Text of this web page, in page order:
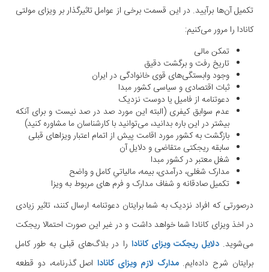
تکمیل آن‌ها برآیید. در این قسمت برخی از عوامل تاثیرگذار بر ویزای مولتی
کانادا را مرور می‌کنیم:
تمکن مالی
تاریخ رفت و برگشت دقیق
وجود وابستگی‌های قوی خانوادگی در ایران
ثبات اقتصادی و سیاسی کشور مبدا
دعوتنامه از فامیل یا دوست نزدیک
عدم سوابق کیفری (البته این مورد صد در صد نیست و برای آنکه
بیشتر در این باره بدانید، می‌توانید با کارشناسان ما مشاوره کنید)
بازگشت به کشور مورد اقامت پیش از اتمام اعتبار ویزاهای قبلی
سابقه ریجکتی متقاضی و دلایل آن
شغل معتبر در کشور مبدا
مدارک شغلی، درآمدی، بیمه، مالیاتیِ کامل و واضح
تکمیل صادقانه و شفاف مدارک و فرم ‌های مربوط به ویزا
درصورتی که افراد نزدیک به شما برایتان دعوتنامه ارسال کنند، تاثیر زیادی
در اخذ ویزای کانادا شما خواهد داشت و در غیر این صورت احتمالا ریجکت
می‌شوید.دلایل ریجکت ویزای کانادا را در بلاگ‌های قبلی به طور کامل
برایتان شرح داده‌ایم.مدارک لازم ویزای کانادااصل گذرنامه، دو قطعه